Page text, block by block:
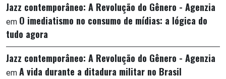
Jazz contemporâneo: A Revolução do Gênero - Agenzia
em O imediatismo no consumo de mídias: a lógica do
tudo agora
Jazz contemporâneo: A Revolução do Gênero - Agenzia
em A vida durante a ditadura militar no Brasil